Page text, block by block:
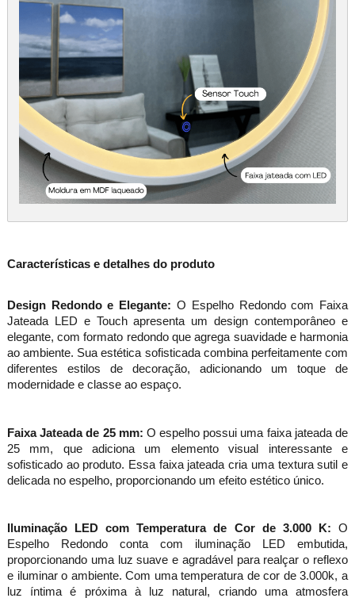
Características e detalhes do produto
Design Redondo e Elegante: O Espelho Redondo com Faixa
Jateada LED e Touch apresenta um design contemporâneo e
elegante, com formato redondo que agrega suavidade e harmonia
ao ambiente. Sua estética sofisticada combina perfeitamente com
diferentes estilos de decoração, adicionando um toque de
modernidade e classe ao espaço.
Faixa Jateada de 25 mm: O espelho possui uma faixa jateada de
25 mm, que adiciona um elemento visual interessante e
sofisticado ao produto. Essa faixa jateada cria uma textura sutil e
delicada no espelho, proporcionando um efeito estético único.
Iluminação LED com Temperatura de Cor de 3.000 K: O
Espelho Redondo conta com iluminação LED embutida,
proporcionando uma luz suave e agradável para realçar o reflexo
e iluminar o ambiente. Com uma temperatura de cor de 3.000k, a
luz íntima é próxima à luz natural, criando uma atmosfera